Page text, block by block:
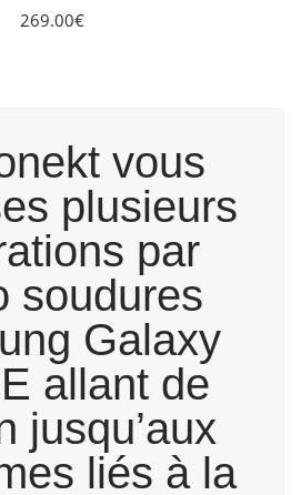
269.00€
vous
plusieurs
par
soudures
Galaxy
allant de
jusqu’aux
liés à la